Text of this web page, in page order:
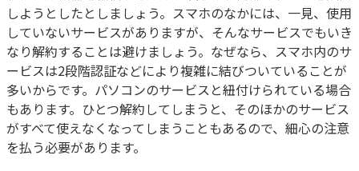
しようとしたとしましょう。スマホのなかには、一見、使用
していないサービスがありますが、そんなサービスでもいき
なり解約することは避けましょう。なぜなら、スマホ内のサ
ービスは2段階認証などにより複雑に結びついていることが
多いからです。パソコンのサービスと紐付けられている場合
もあります。ひとつ解約してしまうと、そのほかのサービス
がすべて使えなくなってしまうこともあるので、細心の注意
を払う必要があります。